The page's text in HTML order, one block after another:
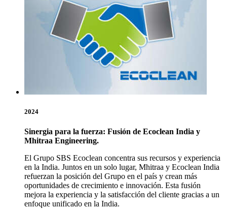
2024
Sinergia para la fuerza: Fusión de Ecoclean India y
Mhitraa Engineering.
El Grupo SBS Ecoclean concentra sus recursos y experiencia
en la India. Juntos en un solo lugar, Mhitraa y Ecoclean India
refuerzan la posición del Grupo en el país y crean más
oportunidades de crecimiento e innovación. Esta fusión
mejora la experiencia y la satisfacción del cliente gracias a un
enfoque unificado en la India.